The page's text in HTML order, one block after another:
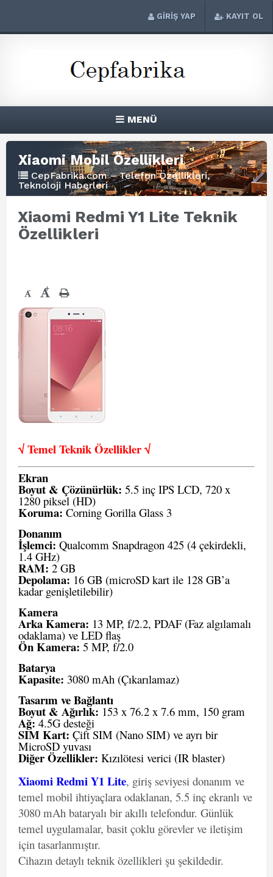
GİRİŞ YAP KAYIT OL
MENÜ
Xiaomi Mobil Özellikleri
CepFabrika.com – Telefon Özellikleri,
Teknoloji Haberleri
Xiaomi Redmi Y1 Lite Teknik
Özellikleri
- +
√ Temel Teknik Özellikler √
Ekran
Boyut & Çözünürlük: 5.5 inç IPS LCD, 720 x
1280 piksel (HD)
Koruma: Corning Gorilla Glass 3
Donanım
İşlemci: Qualcomm Snapdragon 425 (4 çekirdekli,
1.4 GHz)
RAM: 2 GB
Depolama: 16 GB (microSD kart ile 128 GB’a
kadar genişletilebilir)
Kamera
Arka Kamera: 13 MP, f/2.2, PDAF (Faz algılamalı
odaklama) ve LED flaş
Ön Kamera: 5 MP, f/2.0
Batarya
Kapasite: 3080 mAh (Çıkarılamaz)
Tasarım ve Bağlantı
Boyut & Ağırlık: 153 x 76.2 x 7.6 mm, 150 gram
Ağ: 4.5G desteği
SIM Kart: Çift SIM (Nano SIM) ve ayrı bir
MicroSD yuvası
Diğer Özellikler: Kızılötesi verici (IR blaster)
Xiaomi Redmi Y1 Lite, giriş seviyesi donanım ve
temel mobil ihtiyaçlara odaklanan, 5.5 inç ekranlı ve
3080 mAh bataryalı bir akıllı telefondur. Günlük
temel uygulamalar, basit çoklu görevler ve iletişim
için tasarlanmıştır.
Cihazın detaylı teknik özellikleri şu şekildedir.